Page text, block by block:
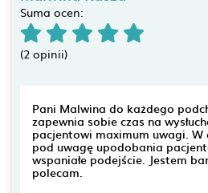
Suma ocen:
(2 opinii)
Pani Malwina do każdego
zapewnia sobie czas na
pacjentowi maximum uwagi.
pod uwagę upodobania
wspaniałe podejście. Jestem
polecam.